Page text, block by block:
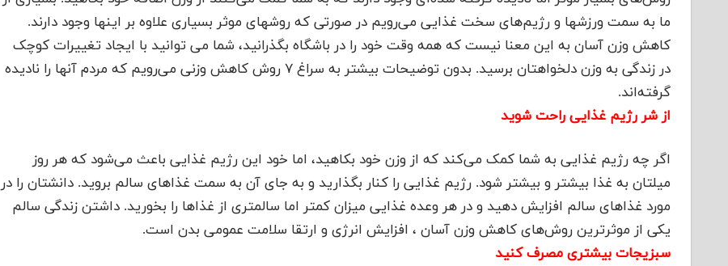
ما به سمت ورزشها و رژیم‌های سخت غذایی می‌رویم در صورتی که روشهای موثر بسیاری علاوه بر اینها وجود دارند.
کاهش وزن آسان به این معنا نیست که همه وقت خود را در باشگاه بگذرانید، شما می توانید با ایجاد تغییرات کوچک
در زندگی به وزن دلخواهتان برسید. بدون توضیحات بیشتر به سراغ ۷ روش کاهش وزنی می‌رویم که مردم آنها را نادیده
گرفته‌اند.
از شر رژیم غذایی راحت شوید
اگر چه رژیم غذایی به شما کمک می‌کند که از وزن خود بکاهید، اما خود این رژیم غذایی باعث می‌شود که هر روز
میلتان به غذا بیشتر و بیشتر شود. رژیم غذایی را کنار بگذارید و به جای آن به سمت غذاهای سالم بروید. دانشتان را در
مورد غذاهای سالم افزایش دهید و در هر وعده غذایی میزان کمتر اما سالمتری از غذاها را بخورید. داشتن زندگی سالم
یکی از موثرترین روش‌های کاهش وزن آسان ، افزایش انرژی و ارتقا سلامت عمومی بدن است.
سبزیجات بیشتری مصرف کنید